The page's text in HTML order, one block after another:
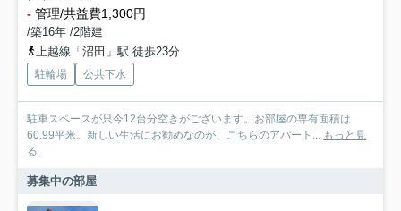
- 管理/共益費1,300円
/築16年 /2階建
上越線「沼田」駅 徒歩23分
駐輪場 公共下水
駐車スペースが只今12台分空きがございます。お部屋の専有面積は
60.99平米。新しい生活にお勧めなのが、こちらのアパート... もっと見
る
募集中の部屋